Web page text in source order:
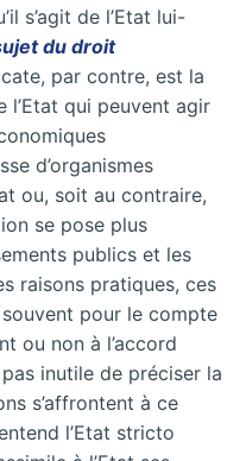
s’agit de l’Etat lui-
du droit
par contre, est la
l’Etat qui peuvent agir
d’organismes
ou, soit au contraire,
se pose plus
publics et les
raisons pratiques, ces
pour le compte
ou non à l’accord
inutile de préciser la
s’affrontent à ce
l’Etat stricto